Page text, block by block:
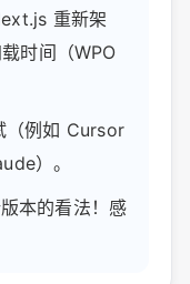
重新架
时间（WPO
（例如 Cursor
）。
本的看法！感